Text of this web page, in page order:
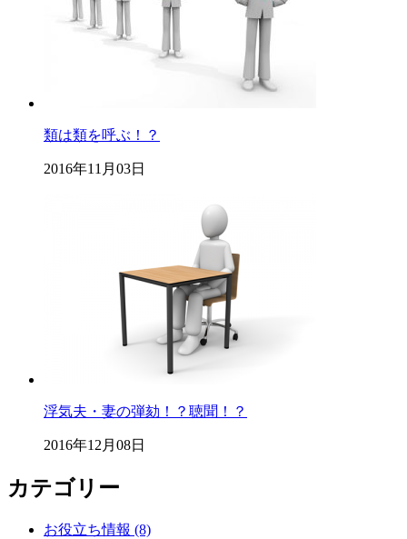
類は類を呼ぶ！？
2016年11月03日
浮気夫・妻の弾劾！？聴聞！？
2016年12月08日
カテゴリー
お役立ち情報 (8)